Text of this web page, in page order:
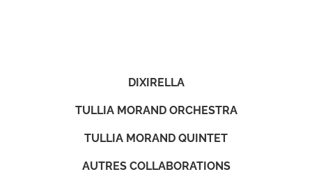
DIXIRELLA
TULLIA MORAND ORCHESTRA
TULLIA MORAND QUINTET
AUTRES COLLABORATIONS